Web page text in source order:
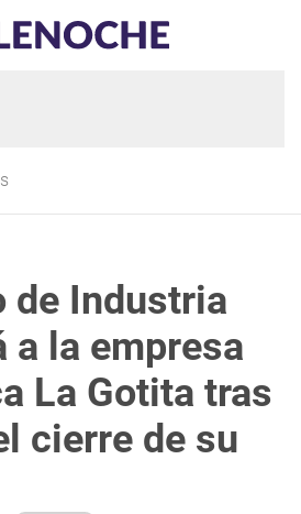
de Industria
a la empresa
La Gotita tras
cierre de su